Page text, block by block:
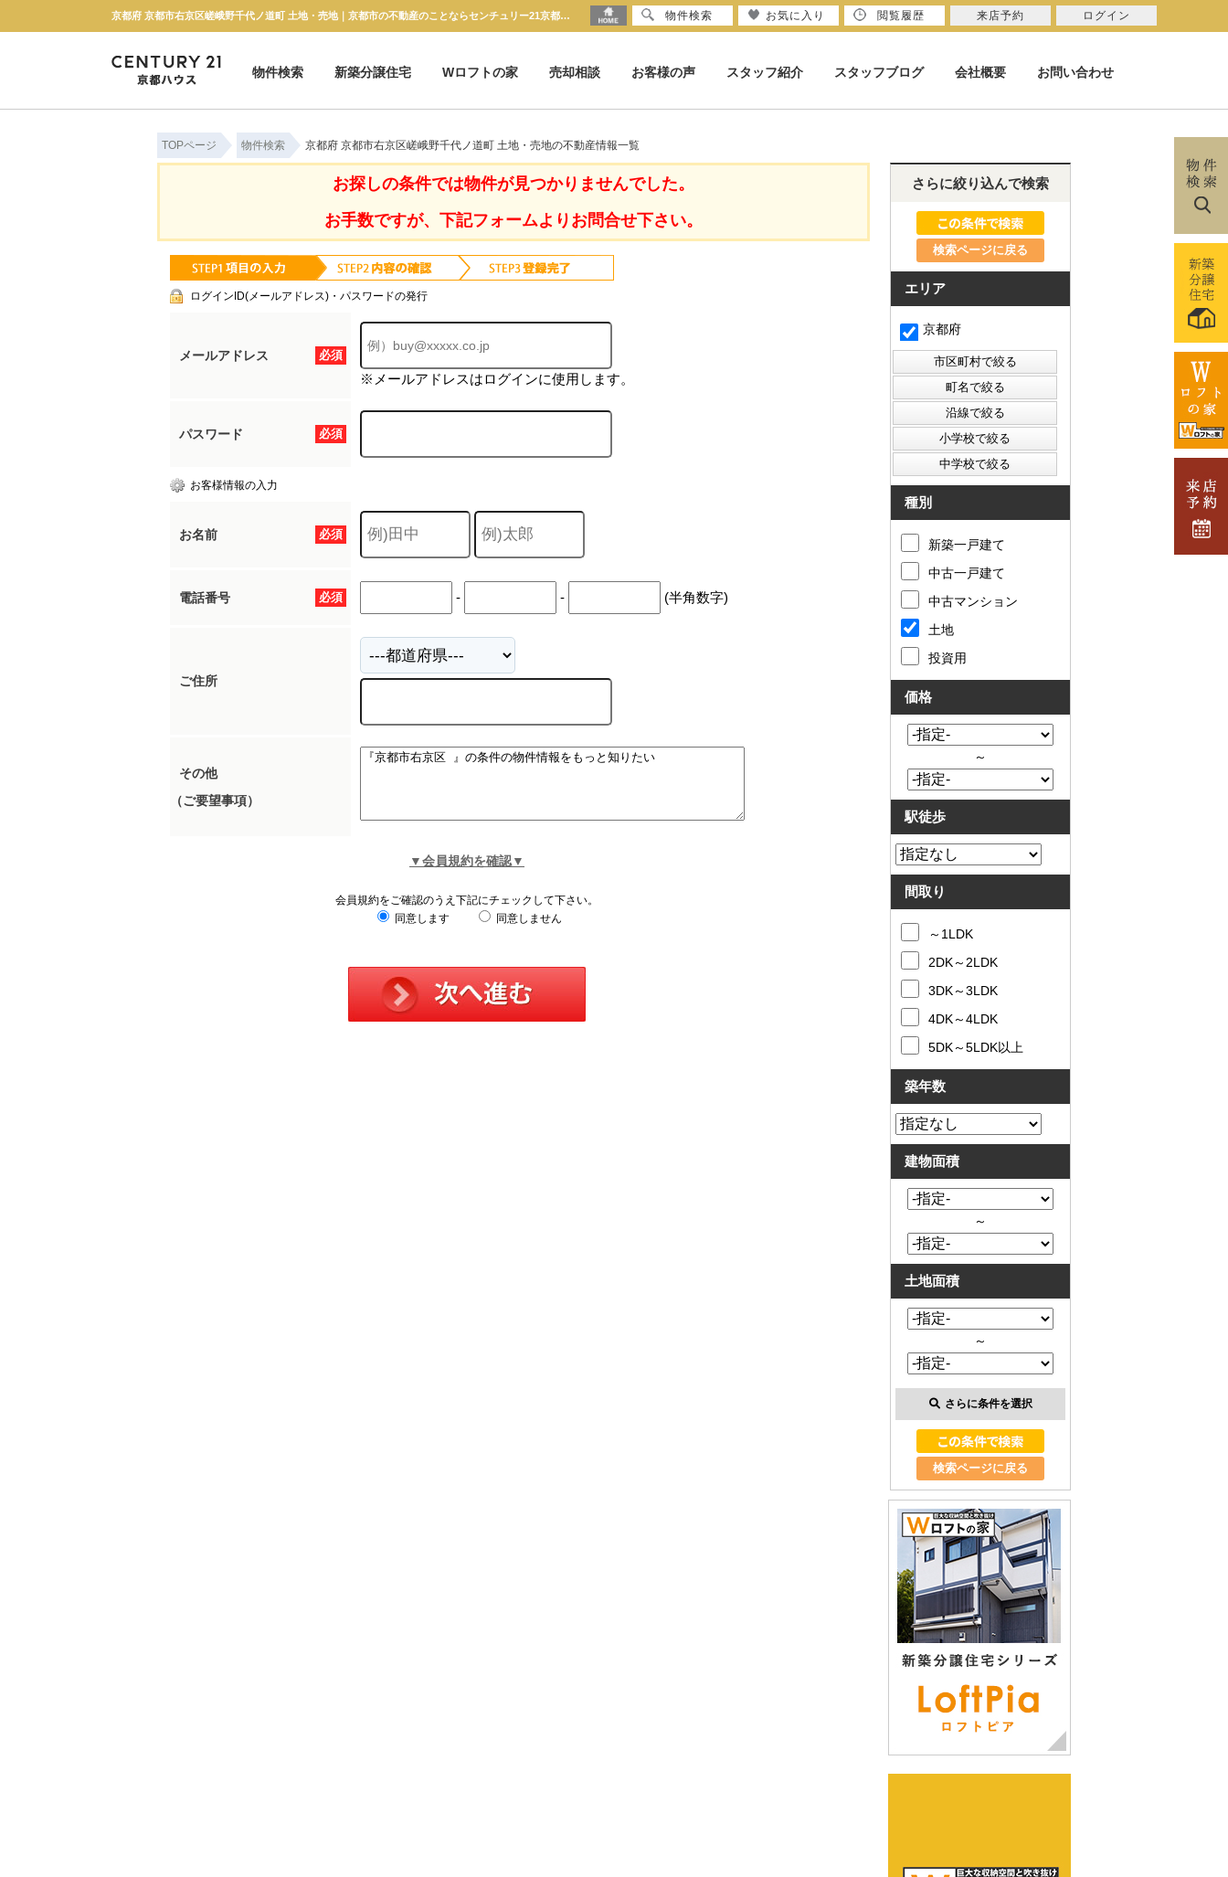
京都府 京都市右京区嵯峨野千代ノ道町 土地・売地｜京都市の不動産のことならセンチュリー21京都ハウス
物件検索
新築分譲住宅 Wロフトの家 売却相談 お客様の声 スタッフ紹介 スタッフブログ 会社概要 お問い合わせ
TOPページ 物件検索 京都府 京都市右京区嵯峨野千代ノ道町 土地・売地の不動産情報一覧
お探しの条件では物件が見つかりませんでした。
お手数ですが、下記フォームよりお問合せ下さい。
ログインID(メールアドレス)・パスワードの発行
必須
メールアドレス
※メールアドレスはログインに使用します。
必須
パスワード
お客様情報の入力
必須
お名前
必須
電話番号 - - (半角数字)
ご住所
その他
（ご要望事項）
▼会員規約を確認▼
会員規約をご確認のうえ下記にチェックして下さい。
同意します
同意しません
さらに絞り込んで検索
検索ページに戻る
エリア
京都府
種別
新築一戸建て
中古一戸建て
中古マンション
土地
投資用
価格
～
駅徒歩
間取り
～1LDK
2DK～2LDK
3DK～3LDK
4DK～4LDK
5DK～5LDK以上
築年数
建物面積
～
土地面積
～
さらに条件を選択
検索ページに戻る
物件検索 お気に入り 閲覧履歴 来店予約 ログイン